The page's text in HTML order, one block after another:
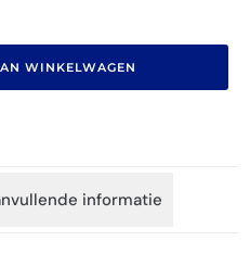
WINKELWAGEN
informatie